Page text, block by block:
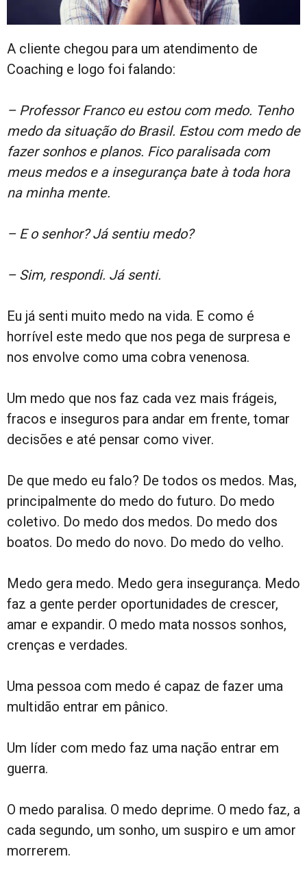
A cliente chegou para um atendimento de
Coaching e logo foi falando:
– Professor Franco eu estou com medo. Tenho
medo da situação do Brasil. Estou com medo de
fazer sonhos e planos. Fico paralisada com
meus medos e a insegurança bate à toda hora
na minha mente.
– E o senhor? Já sentiu medo?
– Sim, respondi. Já senti.
Eu já senti muito medo na vida. E como é
horrível este medo que nos pega de surpresa e
nos envolve como uma cobra venenosa.
Um medo que nos faz cada vez mais frágeis,
fracos e inseguros para andar em frente, tomar
decisões e até pensar como viver.
De que medo eu falo? De todos os medos. Mas,
principalmente do medo do futuro. Do medo
coletivo. Do medo dos medos. Do medo dos
boatos. Do medo do novo. Do medo do velho.
Medo gera medo. Medo gera insegurança. Medo
faz a gente perder oportunidades de crescer,
amar e expandir. O medo mata nossos sonhos,
crenças e verdades.
Uma pessoa com medo é capaz de fazer uma
multidão entrar em pânico.
Um líder com medo faz uma nação entrar em
guerra.
O medo paralisa. O medo deprime. O medo faz, a
cada segundo, um sonho, um suspiro e um amor
morrerem.